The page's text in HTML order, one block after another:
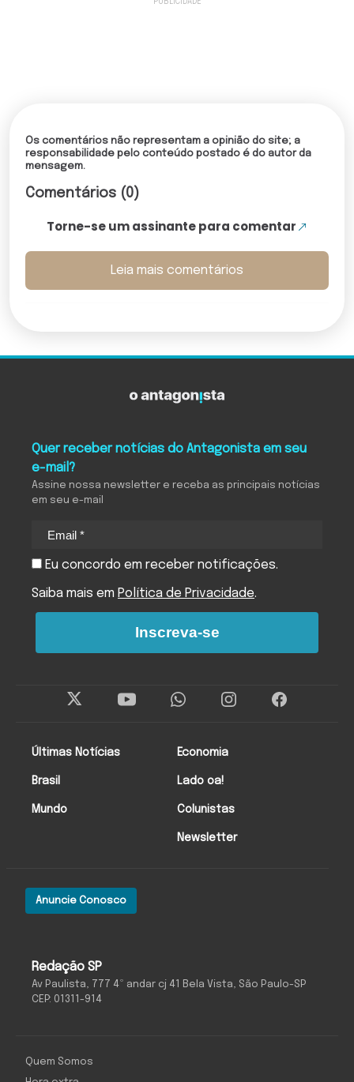
Os comentários não representam a opinião do site; a
responsabilidade pelo conteúdo postado é do autor da
mensagem.
Comentários (0)
Torne-se um assinante para comentar
Leia mais comentários
Redação SP
Av Paulista, 777 4º andar cj 41 Bela Vista, São Paulo-SP
CEP: 01311-914
Anuncie Conosco
Últimas Notícias
Brasil
Mundo
Economia
Lado oa!
Colunistas
Newsletter
Quer receber notícias do Antagonista em seu
e-mail?
Assine nossa newsletter e receba as principais notícias
em seu e-mail
Eu concordo em receber notificações.
Saiba mais em Política de Privacidade.
Inscreva-se
Quem Somos